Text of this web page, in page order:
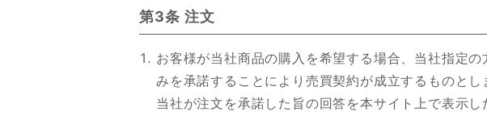
第3条 注文
お客様が当社商品の購入を希望する場合、当社指定
みを承諾することにより売買契約が成立するものと
当社が注文を承諾した旨の回答を本サイト上で表示し